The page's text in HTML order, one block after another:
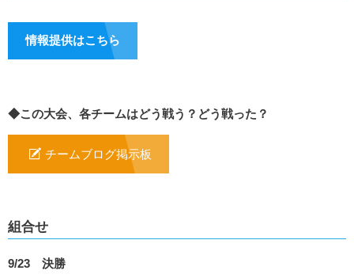
情報提供はこちら
◆この大会、各チームはどう戦う？どう戦った？
チームブログ掲示板
組合せ
9/23 決勝